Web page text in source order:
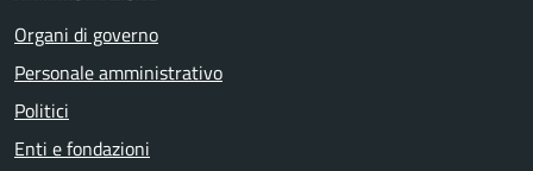
Organi di governo
Personale amministrativo
Politici
Enti e fondazioni